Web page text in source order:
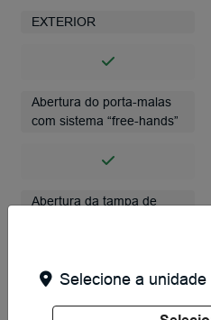
EXTERIOR
Abertura do porta-malas
com sistema “free-hands”
Abertura da tampa de
Selecione a